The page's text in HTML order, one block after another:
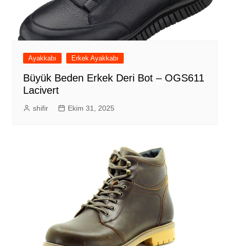
Ayakkabı Erkek Ayakkabı
Büyük Beden Erkek Deri Bot – OGS611
Lacivert
shifir Ekim 31, 2025